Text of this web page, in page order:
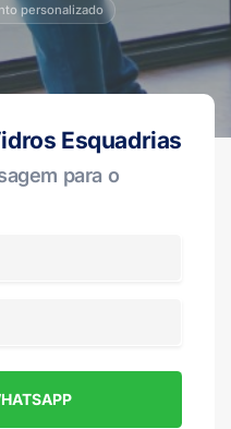
personalizado
Esquadrias
para o